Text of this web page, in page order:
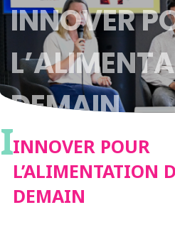
INNOVER
DEMAIN
IINNOVER POUR
L’ALIMENTATION
DEMAIN